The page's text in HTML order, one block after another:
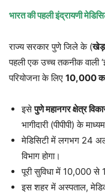
भारत की पहली इंद्रायणी
राज्य सरकार पुणे जिले के (खेड़
पहली एक उच्च तकनीक वाली
परियोजना के लिए 10,000
इसेपुणे महानगर क्षेत्र
भागीदारी (पीपीपी) के
मेडिसिटी में लगभग 24
विभाग होगा।
पूरी सुविधा में 10,000 से
इस शहर में अस्पताल,